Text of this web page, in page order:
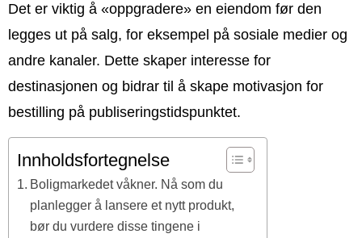
Det er viktig å «oppgradere» en eiendom før den
legges ut på salg, for eksempel på sosiale medier og
andre kanaler. Dette skaper interesse for
destinasjonen og bidrar til å skape motivasjon for
bestilling på publiseringstidspunktet.
Innholdsfortegnelse
Boligmarkedet våkner. Nå som du
planlegger å lansere et nytt produkt,
bør du vurdere disse tingene i